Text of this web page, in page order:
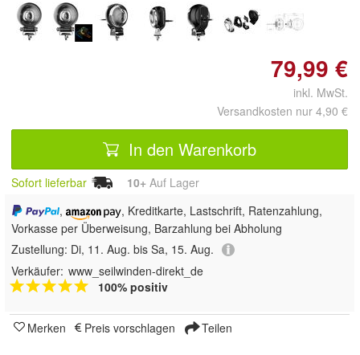
79,99 €
inkl. MwSt.
Versandkosten nur 4,90 €
In den Warenkorb
Sofort lieferbar 10+ Auf Lager
,
, Kreditkarte, Lastschrift, Ratenzahlung,
Vorkasse per Überweisung, Barzahlung bei Abholung
Zustellung: Di, 11. Aug. bis Sa, 15. Aug.
Verkäufer: www_seilwinden-direkt_de
100% positiv
Merken Preis vorschlagen Teilen